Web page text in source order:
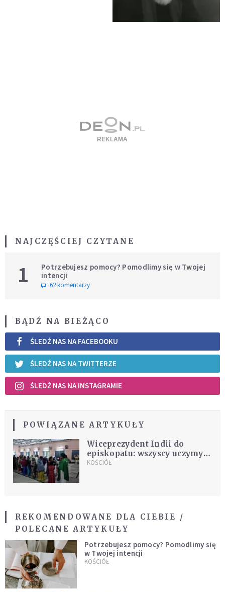
NAJCZĘŚCIEJ CZYTANE
1
Potrzebujesz pomocy? Pomodlimy się w Twojej
intencji
62 komentarzy
BĄDŹ NA BIEŻĄCO
ŚLEDŹ NAS NA FACEBOOKU
ŚLEDŹ NAS NA TWITTERZE
ŚLEDŹ NAS NA INSTAGRAMIE
POWIĄZANE ARTYKUŁY
Wiceprezydent Indii do
episkopatu: wszyscy uczymy
się od Jezusa
KOŚCIÓŁ
REKOMENDOWANE DLA CIEBIE /
POLECANE ARTYKUŁY
Potrzebujesz pomocy? Pomodlimy się
w Twojej intencji
KOŚCIÓŁ